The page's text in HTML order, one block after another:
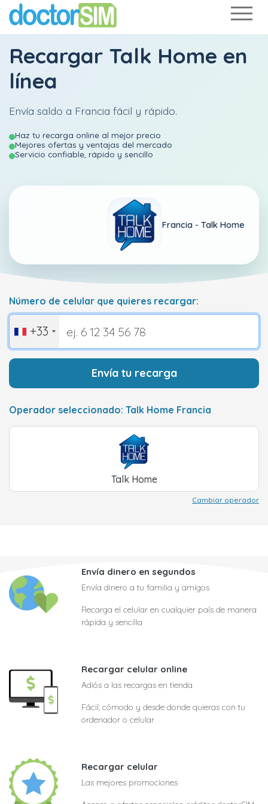
Recargar Talk Home en
línea
Envía saldo a Francia fácil y rápido.
Haz tu recarga online al mejor precio
Mejores ofertas y ventajas del mercado
Servicio confiable, rápido y sencillo
Francia - Talk Home
Número de celular que quieres recargar:
+33
Envía tu recarga
Operador seleccionado: Talk Home Francia
Talk Home
Cambiar operador
Envía dinero en segundos
Envía dinero a tu familia y amigos
Recarga el celular en cualquier país de manera
rápida y sencilla
Recargar celular online
Adiós a las recargas en tienda
Fácil, cómodo y desde donde quieras con tu
ordenador o celular
Recargar celular
Las mejores promociones